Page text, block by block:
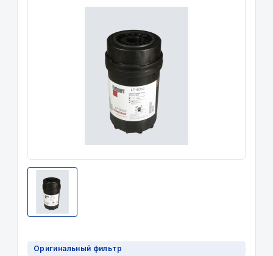
Оригинальный фильтр